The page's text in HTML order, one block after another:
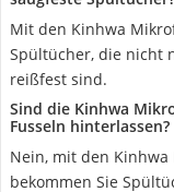
Mit den Kinhwa
Spültücher, die nicht
reißfest sind.
Sind die Kinhwa
Fusseln hinterlassen?
Nein, mit den
bekommen Sie